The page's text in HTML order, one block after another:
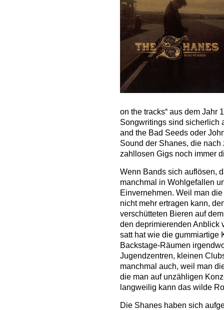
on the tracks“ aus dem Jahr
Songwritings sind sicherlich
and the Bad Seeds oder
Sound der Shanes, die
zahllosen Gigs noch immer
Wenn Bands sich auflösen,
manchmal in Wohlgefallen
Einvernehmen. Weil man
nicht mehr ertragen kann,
verschütteten Bieren auf
den deprimierenden Anblick
satt hat wie die gummiartige
Backstage-Räumen
Jugendzentren, kleinen
manchmal auch, weil man
die man auf unzähligen
langweilig kann das wilde
Die Shanes haben sich